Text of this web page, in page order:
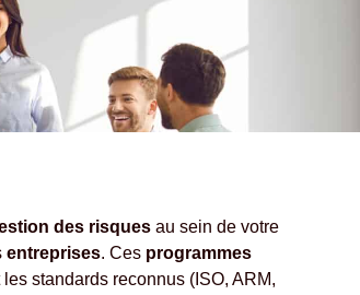
des risques au sein de votre
entreprises. Ces programmes
standards reconnus (ISO, ARM,